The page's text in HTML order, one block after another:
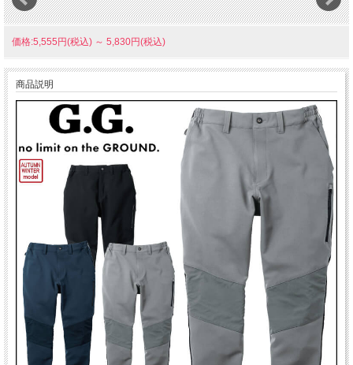
価格:5,555円(税込) ～ 5,830円(税込)
商品説明